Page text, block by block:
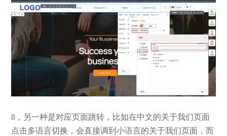
8，另一种是对应页面跳转，比如在中文的关于我们页面
点击多语言切换，会直接调到小语言的关于我们页面，而